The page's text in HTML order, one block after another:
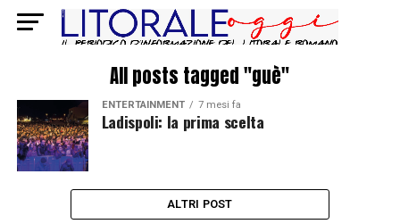
All posts tagged "guè"
ENTERTAINMENT 7 mesi fa
Ladispoli: la prima scelta
ALTRI POST